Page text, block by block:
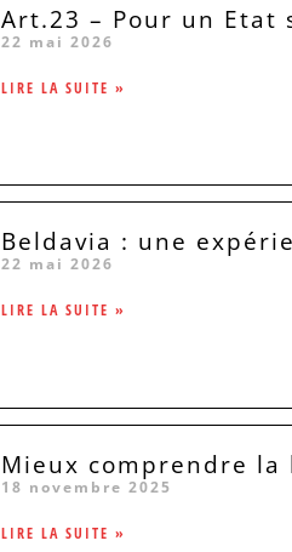
Art.23 – Pour un Etat
22 mai 2026
LIRE LA SUITE »
Beldavia : une
22 mai 2026
LIRE LA SUITE »
Mieux comprendre
18 novembre 2025
LIRE LA SUITE »